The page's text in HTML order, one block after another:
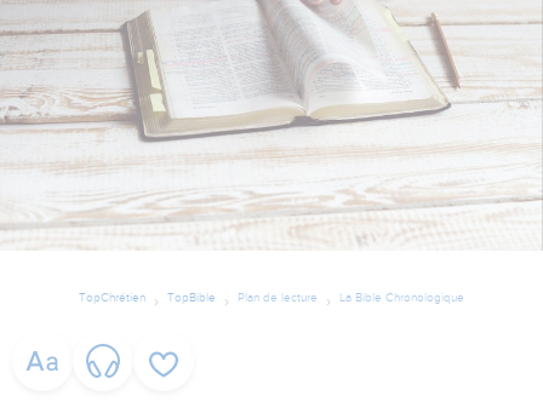
TopChrétien TopBible Plan de lecture La Bible Chronologique